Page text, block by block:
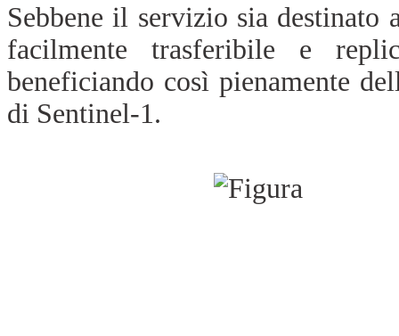
Sebbene il servizio sia destinato
facilmente trasferibile e
beneficiando così pienamente
di Sentinel-1.